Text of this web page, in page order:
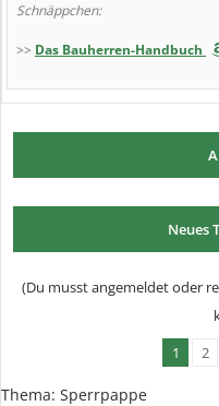
Schnäppchen:
>> Das Bauherren-Handbuch
Neues
(Du musst angemeldet oder
1
2
Thema: Sperrpappe